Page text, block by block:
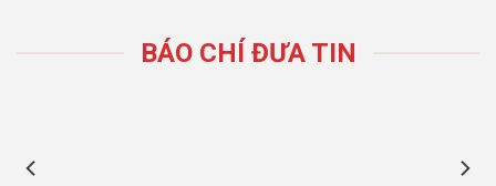
BÁO CHÍ ĐƯA TIN